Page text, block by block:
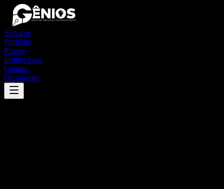
Serviços
Portfólio
Planos
Institucional
Contato
Orçamento